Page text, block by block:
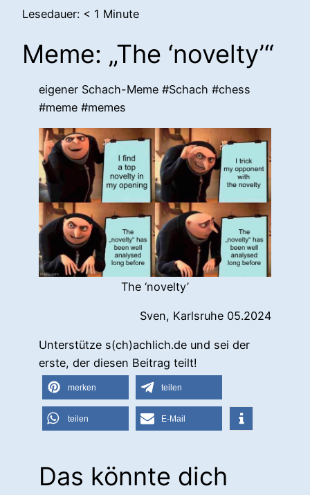
Lesedauer: < 1 Minute
Meme: „The ‘novelty’“
eigener Schach-Meme #Schach #chess
#meme #memes
The ‘novelty’
Sven, Karlsruhe 05.2024
Unterstütze s(ch)achlich.de und sei der
erste, der diesen Beitrag teilt!
merken teilen
teilen E-Mail
Das könnte dich